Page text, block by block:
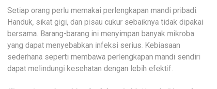
Setiap orang perlu memakai perlengkapan mandi pribadi.
Handuk, sikat gigi, dan pisau cukur sebaiknya tidak dipakai
bersama. Barang-barang ini menyimpan banyak mikroba
yang dapat menyebabkan infeksi serius. Kebiasaan
sederhana seperti membawa perlengkapan mandi sendiri
dapat melindungi kesehatan dengan lebih efektif.